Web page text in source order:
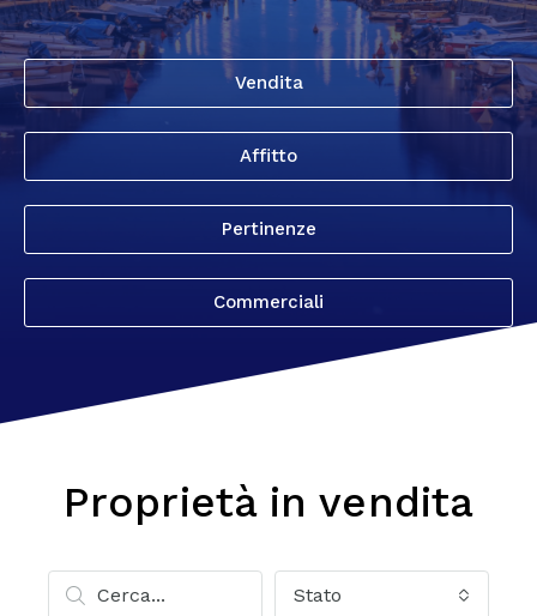
Vendita
Affitto
Pertinenze
Commerciali
Proprietà in vendita
Stato